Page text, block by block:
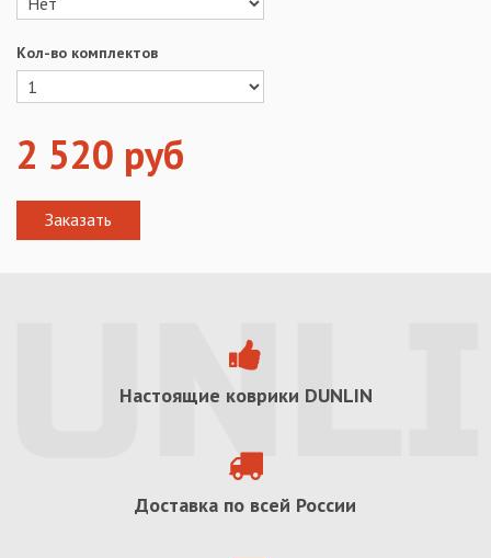
Кол-во комплектов
2 520 руб
Настоящие коврики DUNLIN
Доставка по всей России